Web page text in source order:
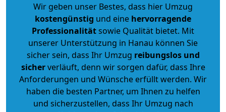
Wir geben unser Bestes, dass hier Umzug
kostengünstig und eine hervorragende
Professionalitätsowie Qualität bietet. Mit
unserer Unterstützung in Hanau können Sie
sicher sein, dass Ihr Umzug reibungslos und
sicherverläuft, denn wir sorgen dafür, dass Ihre
Anforderungen und Wünsche erfüllt werden. Wir
haben die besten Partner, um Ihnen zu helfen
und sicherzustellen, dass Ihr Umzug nach